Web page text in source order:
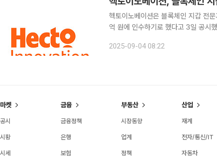
헥토이노베이션은 블록체인 지갑
억 원에 인수하기로 했다고 3일 공시했다. 이번 인수를 통해 헥토이노베이션은 스테이
입이 가능해진다. 인수가 완료되면 헥
2025-09-04 08:22
마켓
공시
시황
시세
금융
금융정책
은행
보험
부동산
시장동향
업계
정책
산업
재계
전자/통신/IT
자동차